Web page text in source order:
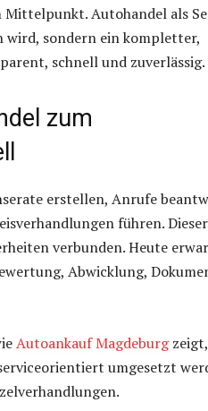
Mittelpunkt. Autohandel als
wird, sondern ein kompletter,
schnell und zuverlässig.
zum
erstellen, Anrufe
führen.
verbunden. Heute
Abwicklung,
Autoankauf Magdeburg
umgesetzt